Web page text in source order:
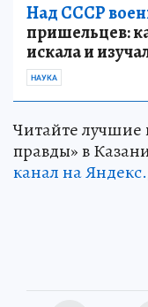
Над СССР
пришельцев:
искала и
НАУКА
Читайте лучшие
правды» в
канал на